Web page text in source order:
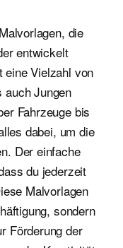
die
entwickelt
eine Vielzahl von
auch Jungen
Fahrzeuge bis
dabei, um die
Der einfache
du jederzeit
Malvorlagen
sondern
Förderung der